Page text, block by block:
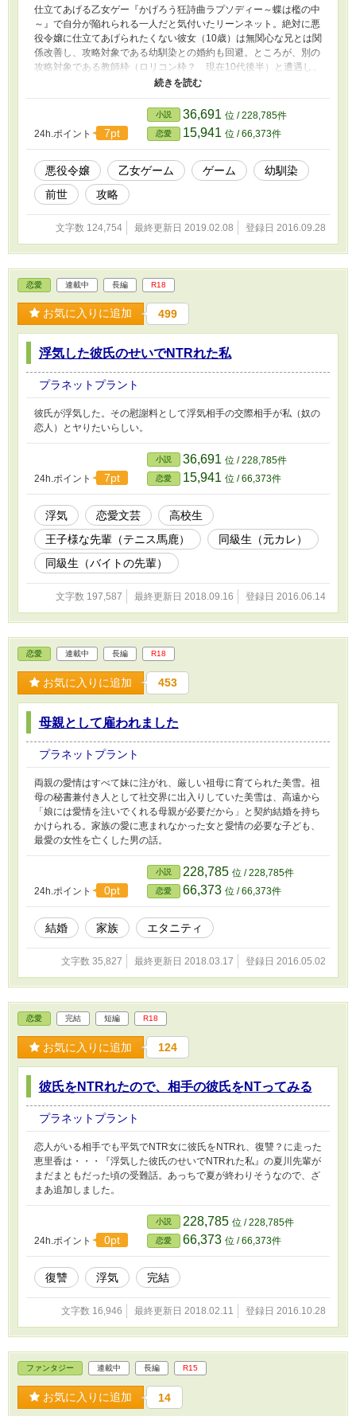
仕立てあげる乙女ゲー『かげろう狂詩曲ラプソディー～蝶は檻の中
～』で自分が陥れられる一人だと気付いたリーンネット。絶対に悪
役令嬢に仕立てあげられたくない彼女（10歳）は無関心な兄とは関
係改善し、攻略対象である幼馴染との婚約も回避。ところが、別の
攻略対象である教師枠（ロリコン枠？ 現在10代後半）と遭遇し、
婚約者になってしまった・・・。 作品の中でリアナ姉上と呼ばれ
24h.ポイント 7pt
小説 36,691 位 / 228,785件
恋愛 15,941 位 / 66,373件
悪役令嬢 乙女ゲーム ゲーム
幼馴染
前世
攻略
文字数 124,754 最終更新日 2019.02.08 登録日 2016.09.28
恋愛 連載中 長編 R18
お気に入りに追加 499
浮気した彼氏のせいでNTRれた私
プラネットプラント
彼氏が浮気した。その慰謝料として浮気相手の交際相手が私（奴の
恋人）とヤりたいらしい。
24h.ポイント 7pt
小説 36,691 位 / 228,785件
恋愛 15,941 位 / 66,373件
浮気 恋愛文芸
高校生
王子様な先輩（テニス馬鹿）
同級生（元カレ）
同級生（バイトの先輩）
文字数 197,587 最終更新日 2018.09.16 登録日 2016.06.14
恋愛 連載中 長編 R18
お気に入りに追加 453
母親として雇われました
プラネットプラント
両親の愛情はすべて妹に注がれ、厳しい祖母に育てられた美雪。祖
母の秘書兼付き人として社交界に出入りしていた美雪は、高遠から
「娘には愛情を注いでくれる母親が必要だから」と契約結婚を持ち
かけられる。家族の愛に恵まれなかった女と愛情の必要な子ども、
最愛の女性を亡くした男の話。
24h.ポイント 0pt
小説 228,785 位 / 228,785件
恋愛 66,373 位 / 66,373件
結婚 家族 エタニティ
文字数 35,827 最終更新日 2018.03.17 登録日 2016.05.02
恋愛 完結 短編 R18
お気に入りに追加 124
彼氏をNTRれたので、相手の彼氏をNTってみる
プラネットプラント
恋人がいる相手でも平気でNTR女に彼氏をNTRれ、復讐？に走った
恵里香は・・・『浮気した彼氏のせいでNTRれた私』の夏川先輩が
まだまともだった頃の受難話。あっちで夏が終わりそうなので、ざ
まあ追加しました。
24h.ポイント 0pt
小説 228,785 位 / 228,785件
恋愛 66,373 位 / 66,373件
復讐 浮気 完結
文字数 16,946 最終更新日 2018.02.11 登録日 2016.10.28
ファンタジー 連載中 長編 R15
お気に入りに追加 14